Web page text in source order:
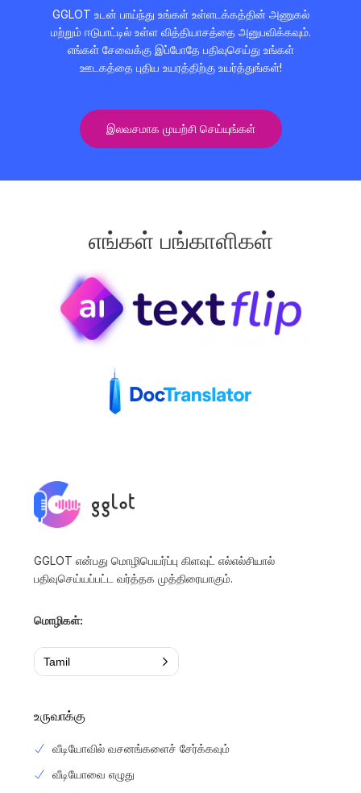
GGLOT உடன் பாய்ந்து உங்கள் உள்ளடக்கத்தின் அணுகல்
மற்றும் ஈடுபாட்டில் உள்ள வித்தியாசத்தை அனுபவிக்கவும்.
எங்கள் சேவைக்கு இப்போதே பதிவுசெய்து உங்கள்
ஊடகத்தை புதிய உயரத்திற்கு உயர்த்துங்கள்!
இலவசமாக முயற்சி செய்யுங்கள்
எங்கள் பங்காளிகள்
GGLOT என்பது மொழிபெயர்ப்பு கிளவுட் எல்எல்சியால்
பதிவுசெய்யப்பட்ட வர்த்தக முத்திரையாகும்.
மொழிகள்:
Tamil
உருவாக்கு
வீடியோவில் வசனங்களைச் சேர்க்கவும்
வீடியோவை எழுது